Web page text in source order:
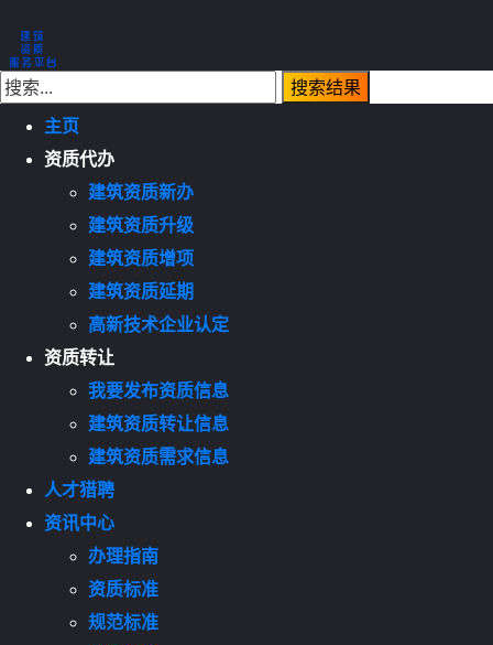
主页
资质代办
建筑资质新办
建筑资质升级
建筑资质增项
建筑资质延期
高新技术企业认定
资质转让
我要发布资质信息
建筑资质转让信息
建筑资质需求信息
人才猎聘
资讯中心
办理指南
资质标准
规范标准